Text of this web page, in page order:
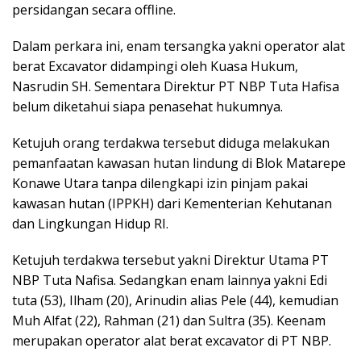
persidangan secara offline.
Dalam perkara ini, enam tersangka yakni operator alat
berat Excavator didampingi oleh Kuasa Hukum,
Nasrudin SH. Sementara Direktur PT NBP Tuta Hafisa
belum diketahui siapa penasehat hukumnya.
Ketujuh orang terdakwa tersebut diduga melakukan
pemanfaatan kawasan hutan lindung di Blok Matarepe
Konawe Utara tanpa dilengkapi izin pinjam pakai
kawasan hutan (IPPKH) dari Kementerian Kehutanan
dan Lingkungan Hidup RI.
Ketujuh terdakwa tersebut yakni Direktur Utama PT
NBP Tuta Nafisa. Sedangkan enam lainnya yakni Edi
tuta (53), Ilham (20), Arinudin alias Pele (44), kemudian
Muh Alfat (22), Rahman (21) dan Sultra (35). Keenam
merupakan operator alat berat excavator di PT NBP.